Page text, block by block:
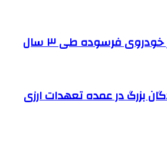
بزرگ در عمده تعهدات ارزی